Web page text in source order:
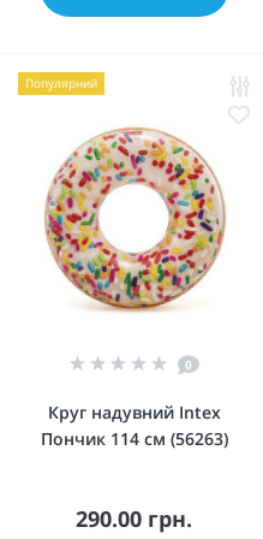
Популярний
0
Круг надувний Intex
Пончик 114 см (56263)
290.00 грн.